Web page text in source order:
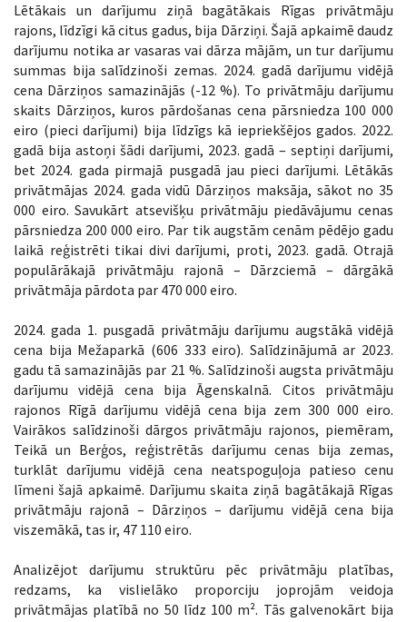
Lētākais un darījumu ziņā bagātākais Rīgas privātmāju
rajons, līdzīgi kā citus gadus, bija Dārziņi. Šajā apkaimē daudz
darījumu notika ar vasaras vai dārza mājām, un tur darījumu
summas bija salīdzinoši zemas. 2024. gadā darījumu vidējā
cena Dārziņos samazinājās (-12 %). To privātmāju darījumu
skaits Dārziņos, kuros pārdošanas cena pārsniedza 100 000
eiro (pieci darījumi) bija līdzīgs kā iepriekšējos gados. 2022.
gadā bija astoņi šādi darījumi, 2023. gadā – septiņi darījumi,
bet 2024. gada pirmajā pusgadā jau pieci darījumi. Lētākās
privātmājas 2024. gada vidū Dārziņos maksāja, sākot no 35
000 eiro. Savukārt atsevišķu privātmāju piedāvājumu cenas
pārsniedza 200 000 eiro. Par tik augstām cenām pēdējo gadu
laikā reģistrēti tikai divi darījumi, proti, 2023. gadā. Otrajā
populārākajā privātmāju rajonā – Dārzciemā – dārgākā
privātmāja pārdota par 470 000 eiro.
2024. gada 1. pusgadā privātmāju darījumu augstākā vidējā
cena bija Mežaparkā (606 333 eiro). Salīdzinājumā ar 2023.
gadu tā samazinājās par 21 %. Salīdzinoši augsta privātmāju
darījumu vidējā cena bija Āgenskalnā. Citos privātmāju
rajonos Rīgā darījumu vidējā cena bija zem 300 000 eiro.
Vairākos salīdzinoši dārgos privātmāju rajonos, piemēram,
Teikā un Berģos, reģistrētās darījumu cenas bija zemas,
turklāt darījumu vidējā cena neatspoguļoja patieso cenu
līmeni šajā apkaimē. Darījumu skaita ziņā bagātākajā Rīgas
privātmāju rajonā – Dārziņos – darījumu vidējā cena bija
viszemākā, tas ir, 47 110 eiro.
Analizējot darījumu struktūru pēc privātmāju platības,
redzams, ka vislielāko proporciju joprojām veidoja
privātmājas platībā no 50 līdz 100 m². Tās galvenokārt bija